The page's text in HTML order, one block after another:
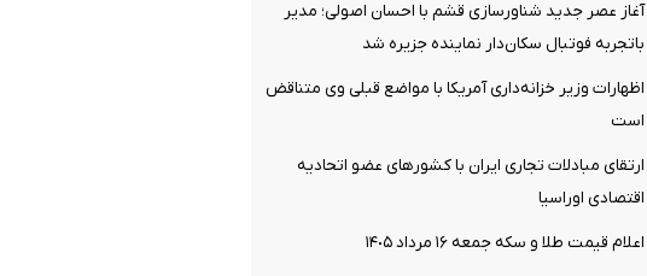
آغاز عصر جدید شناورسازی قشم با احسان اصولی؛ مدیر
باتجربه فوتبال سکان‌دار نماینده جزیره شد
اظهارات وزیر خزانه‌داری آمریکا با مواضع قبلی وی متناقض
است
ارتقای مبادلات تجاری ایران با کشورهای عضو اتحادیه
اقتصادی اوراسیا
اعلام قیمت طلا و سکه جمعه ١۶ مرداد ١۴٠۵